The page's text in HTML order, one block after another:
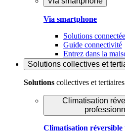
Via smartphone
Solutions
Guide connectivité
Entrez dans la
Solutions collectives et
Solutions collectives et tertiaires
Climatisation
Climatisation